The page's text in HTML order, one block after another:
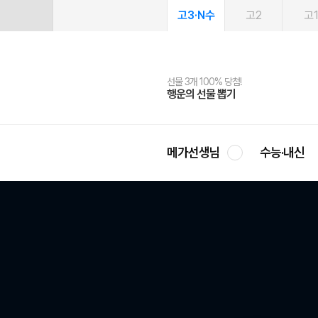
고3·N수 고2 고1
선물 3개 100% 당첨!
행운의 선물 뽑기
선물 100% 증정!
메가스터디 X 올리브
여름방학 스터디 캐시백
메가런 썸머스쿨
2027 러셀 단과
강사 공개선발
스마트러닝앱
설문 EVENT
메가패스
3일 무료 체험권
메가패스 수강생 무료혜택!
메가클럽 멤버십
사회공헌 캠페인
희망이룸 메가나눔
메가선생님 수능·내신